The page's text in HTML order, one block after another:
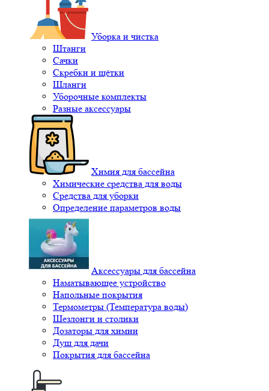
Уборка и чистка
Штанги
Сачки
Скребки и щётки
Шланги
Уборочные комплекты
Разные аксессуары
Химия для бассейна
Химические средства для воды
Средства для уборки
Определение параметров воды
Аксессуары для бассейна
Наматывающее устройство
Напольные покрытия
Термометры (Температура воды)
Шезлонги и столики
Дозаторы для химии
Душ для дачи
Покрытия для бассейна